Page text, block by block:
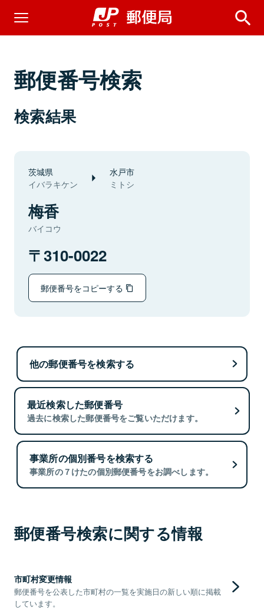
郵便番号検索
検索結果
茨城県
イバラキケン
水戸市
ミトシ
梅香
バイコウ
310-0022
郵便番号をコピーする
他の郵便番号を検索する
最近検索した郵便番号
過去に検索した郵便番号をご覧いただけます。
事業所の個別番号を検索する
事業所の７けたの個別郵便番号をお調べします。
郵便番号検索に関する情報
市町村変更情報
郵便番号を公表した市町村の一覧を実施日の新しい順に掲載
しています。